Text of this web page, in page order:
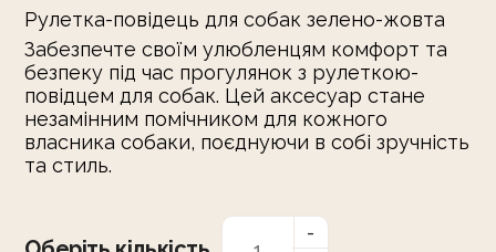
Рулетка-повідець для собак зелено-жовта
Забезпечте своїм улюбленцям комфорт та
безпеку під час прогулянок з рулеткою-
повідцем для собак. Цей аксесуар стане
незамінним помічником для кожного
власника собаки, поєднуючи в собі зручність
та стиль.